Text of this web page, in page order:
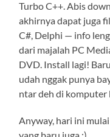
Turbo C++. Abis
akhirnya dapat juga
C#, Delphi — info
dari majalah PC
DVD. Install lagi!
udah nggak punya
ntar deh di komputer
Anyway, hari ini
yang baru juga :).